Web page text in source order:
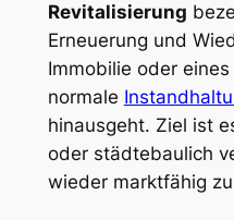
Revitalisierung
Erneuerung und
Immobilie oder
normale
hinausgeht. Ziel ist
oder städtebaulich
wieder marktfähig